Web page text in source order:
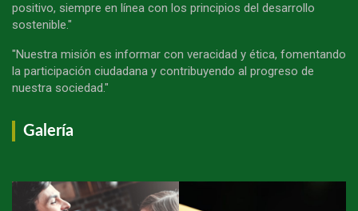
positivo, siempre en línea con los principios del desarrollo
sostenible."
"Nuestra misión es informar con veracidad y ética, fomentando
la participación ciudadana y contribuyendo al progreso de
nuestra sociedad."
Galería